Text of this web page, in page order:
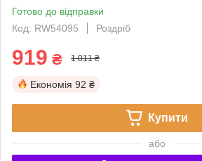
Готово до відправки
Код: RW54095
Роздріб
919 ₴ 1 011 ₴
Економія 92 ₴
Купити
або